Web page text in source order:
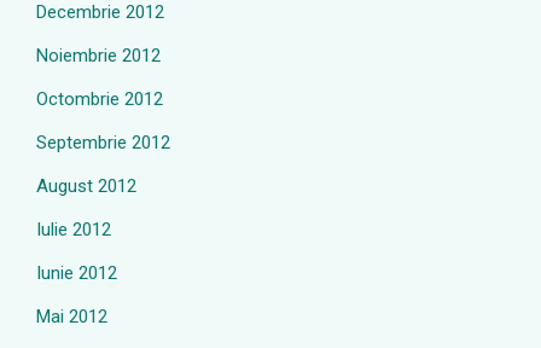
Decembrie 2012
Noiembrie 2012
Octombrie 2012
Septembrie 2012
August 2012
Iulie 2012
Iunie 2012
Mai 2012